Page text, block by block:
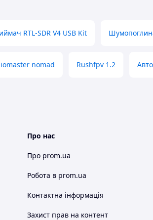
RTL-SDR V4 USB Kit
nomad Rushfpv 1.2
Про нас
Про prom.ua
Робота в prom.ua
Контактна інформація
Захист прав на контент